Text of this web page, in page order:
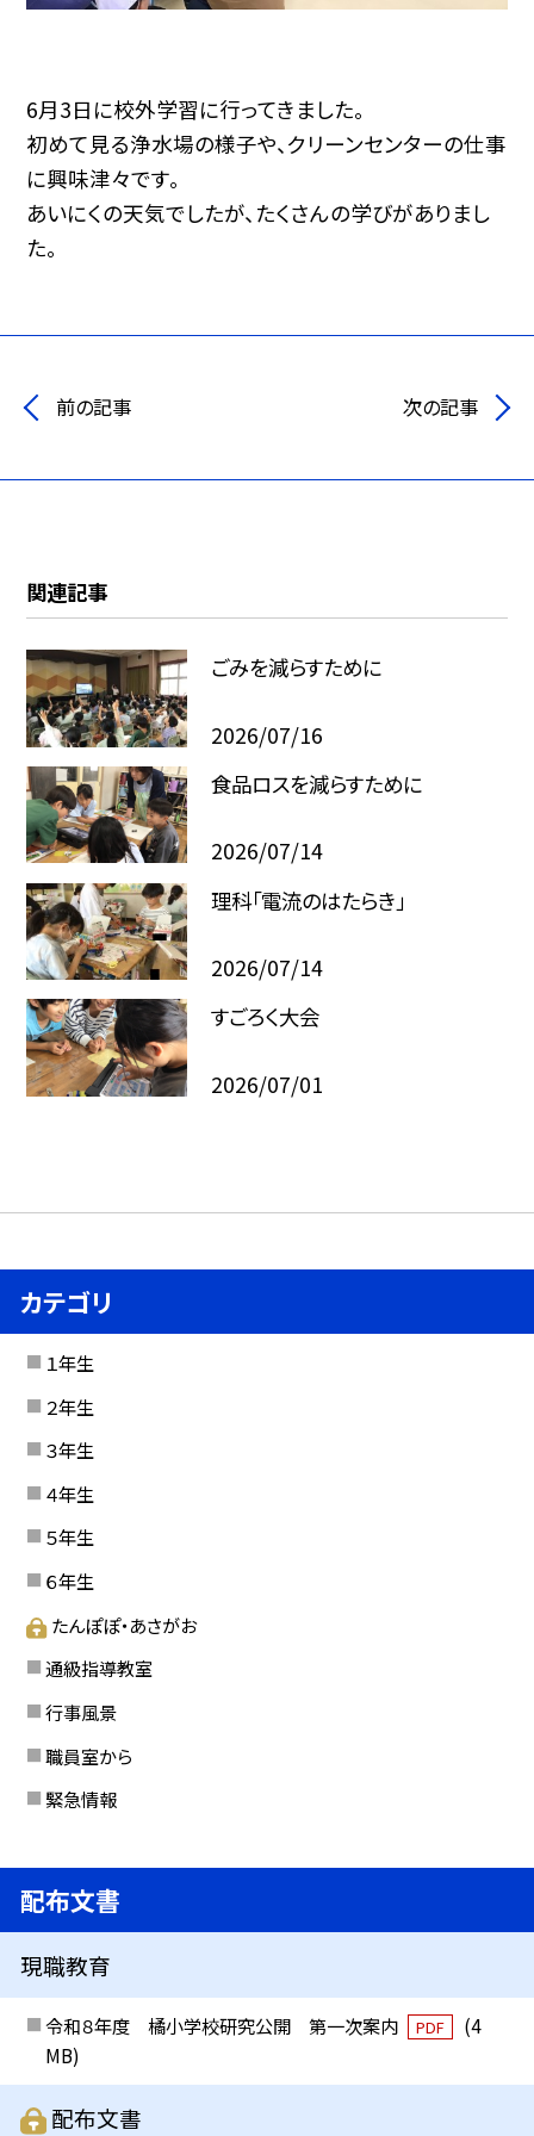
6月3日に校外学習に行ってきました。
初めて見る浄水場の様子や、クリーンセンターの仕事
に興味津々です。
あいにくの天気でしたが、たくさんの学びがありまし
た。
前の記事 次の記事
関連記事
ごみを減らすために
2026/07/16
食品ロスを減らすために
2026/07/14
理科「電流のはたらき」
2026/07/14
すごろく大会
2026/07/01
カテゴリ
１年生
２年生
３年生
４年生
５年生
６年生
たんぽぽ・あさがお
通級指導教室
行事風景
職員室から
緊急情報
配布文書
現職教育
令和８年度 橘小学校研究公開 第一次案内 PDF
(4
MB)
配布文書